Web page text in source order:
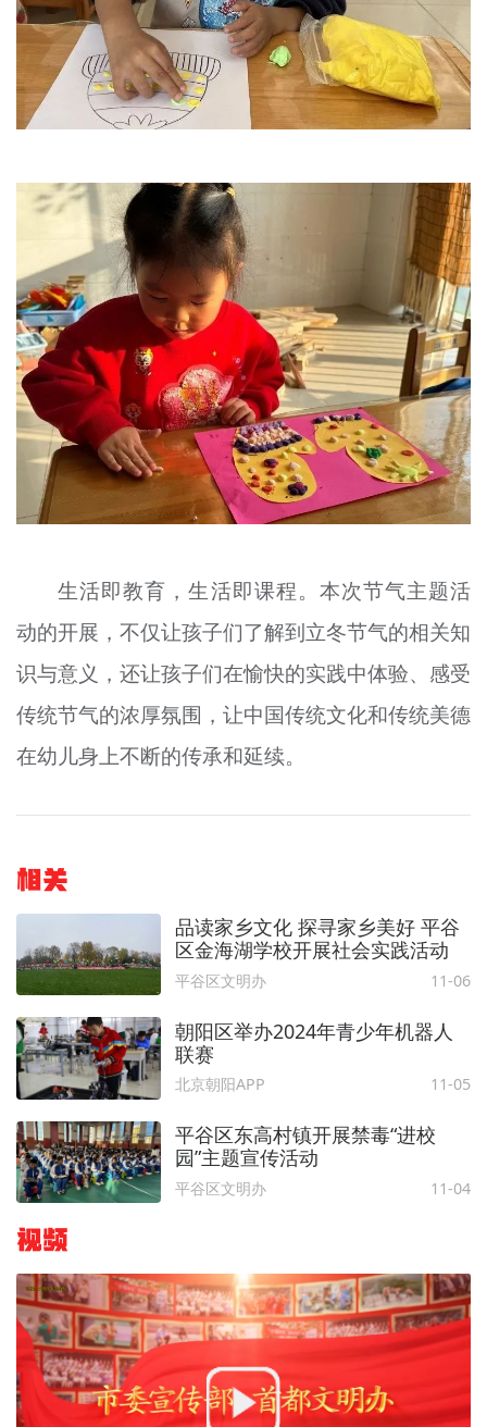
生活即教育，生活即课程。本次节气主题活
动的开展，不仅让孩子们了解到立冬节气的相关知
识与意义，还让孩子们在愉快的实践中体验、感受
传统节气的浓厚氛围，让中国传统文化和传统美德
在幼儿身上不断的传承和延续。
相关
品读家乡文化 探寻家乡美好 平谷
区金海湖学校开展社会实践活动
平谷区文明办 11-06
朝阳区举办2024年青少年机器人
联赛
北京朝阳APP 11-05
平谷区东高村镇开展禁毒“进校
园”主题宣传活动
平谷区文明办 11-04
视频